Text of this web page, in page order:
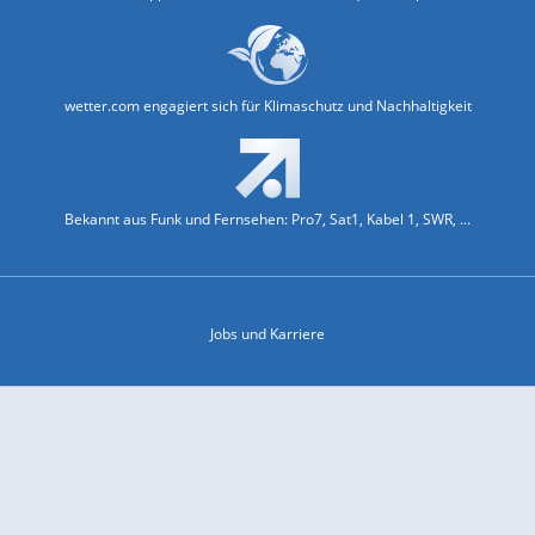
wetter.com engagiert sich für Klimaschutz und Nachhaltigkeit
Bekannt aus Funk und Fernsehen: Pro7, Sat1, Kabel 1, SWR, ...
Jobs und Karriere